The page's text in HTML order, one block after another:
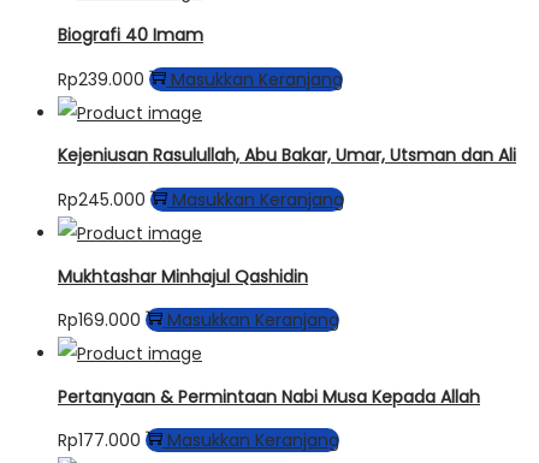
Biografi 40 Imam
Rp239.000 Masukkan Keranjang
Kejeniusan Rasulullah, Abu Bakar, Umar, Utsman dan Ali
Rp245.000 Masukkan Keranjang
Mukhtashar Minhajul Qashidin
Rp169.000 Masukkan Keranjang
Pertanyaan & Permintaan Nabi Musa Kepada Allah
Rp177.000 Masukkan Keranjang